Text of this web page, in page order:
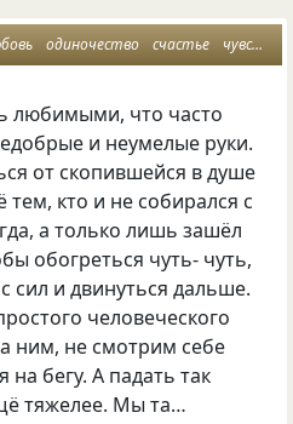
одиночество счастье чувства
любимыми, что часто
и неумелые руки.
от скопившейся в душе
кто и не собирался с
а только лишь зашёл
обогреться чуть- чуть,
сил и двинуться дальше.
человеческого
ним, не смотрим себе
бегу. А падать так
тяжелее. Мы та…